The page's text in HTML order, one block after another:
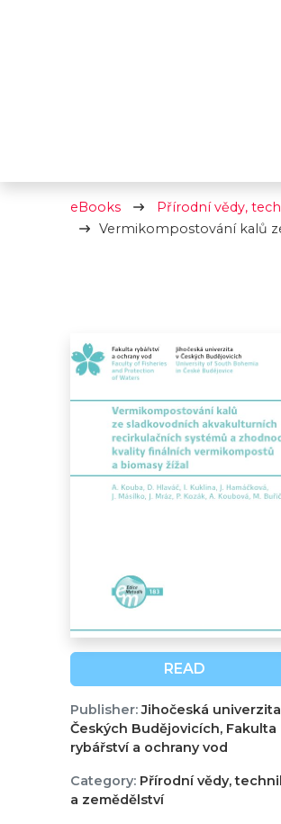
eBooks
Přírodní vědy,
Vermikompostování kalů
READ
Publisher:Jihočeská
Českých Budějovicích, Fakulta
rybářství a ochrany vod
Category:Přírodní vědy,
a zemědělství